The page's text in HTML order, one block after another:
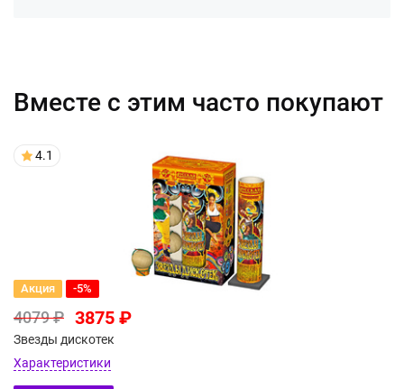
Вместе с этим часто покупают
4.1
Акция -5%
4079 ₽ 3875 ₽
Звезды дискотек
Характеристики